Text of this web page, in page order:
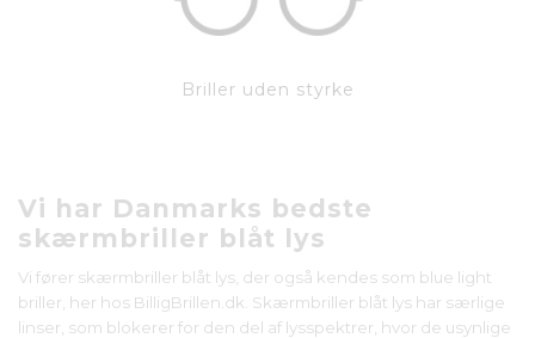
Briller uden styrke
Vi har Danmarks bedste
skærmbriller blåt lys
Vi fører skærmbriller blåt lys, der også kendes som blue light
briller, her hos BilligBrillen.dk. Skærmbriller blåt lys har særlige
linser, som blokerer for den del af lysspektrer, hvor de usynlige